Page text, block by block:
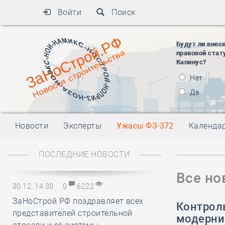
Войти Поиск
Будут ли
правовой
Капинус?
Нет
Да
Новости Эксперты Ужасы ФЗ-372
ПОСЛЕДНИЕ НОВОСТИ
30.12, 14:30 0 6222
ЗаНоСтрой.РФ поздравляет всех
представителей строительной
Все